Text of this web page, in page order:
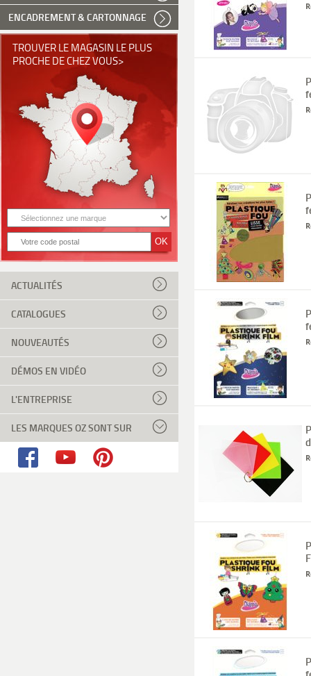
ENCADREMENT & CARTONNAGE
TROUVER LE MAGASIN LE PLUS
PROCHE DE CHEZ VOUS>
ACTUALITÉS
CATALOGUES
NOUVEAUTÉS
DÉMOS EN VIDÉO
L'ENTREPRISE
LES MARQUES OZ SONT SUR